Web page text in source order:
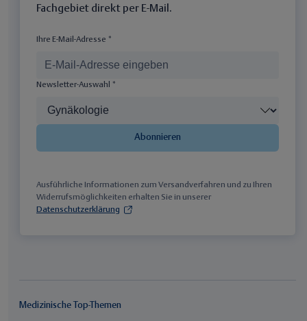
Fachgebiet direkt per E-Mail.
Ihre E-Mail-Adresse *
Newsletter-Auswahl *
Abonnieren
Ausführliche Informationen zum Versandverfahren und zu Ihren
Widerrufsmöglichkeiten erhalten Sie in unserer
Datenschutzerklärung
Medizinische Top-Themen